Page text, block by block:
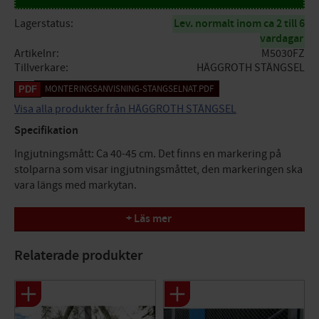
Lagerstatus
Lev. normalt inom ca 2 till 6
vardagar
Artikelnr
M5030FZ
Tillverkare
HÄGGROTH STÄNGSEL
MONTERINGSANVISNING-STANGSELNAT.PDF
Visa alla produkter från HÄGGROTH STÄNGSEL
Specifikation
Ingjutningsmått: Ca 40-45 cm. Det finns en markering på
stolparna som visar ingjutningsmåttet, den markeringen ska
vara längs med markytan.
Rekommenderade C/C avstånd mellan stolparna: 3M.
Grindar tillverkas enligt olika önskemål, vi behöver bara
Stolpens totallängd: 3500 mm
Offertprodukt
+ Läs mer
Relaterade produkter